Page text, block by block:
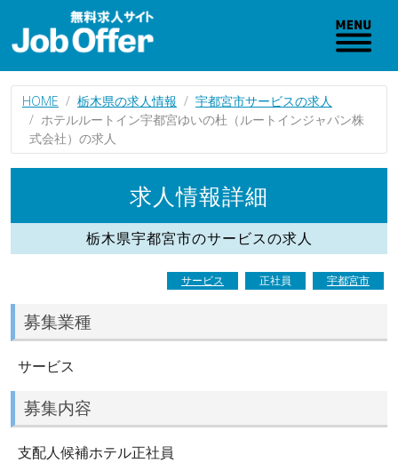
HOME 栃木県の求人情報
宇都宮市サービスの求人
ホテルルートイン宇都宮ゆいの杜（ルートインジャパン株
式会社）の求人
求人情報詳細
栃木県宇都宮市のサービスの求人
サービス 正社員 宇都宮市
募集業種
サービス
募集内容
支配人候補ホテル正社員